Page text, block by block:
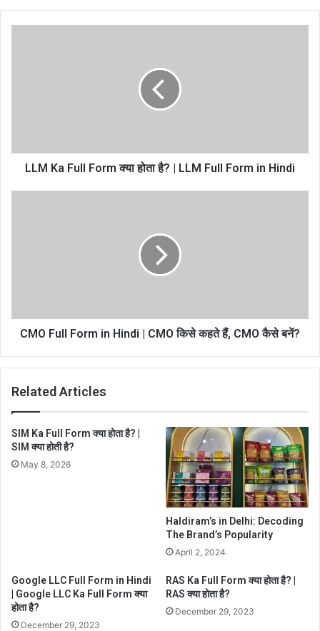
LLM Ka Full Form क्या होता है? | LLM Full Form in Hindi
CMO Full Form in Hindi | CMO किसे कहते हैं, CMO कैसे बनें?
Related Articles
SIM Ka Full Form क्या होता है? |
SIM क्या होती है?
May 8, 2026
Haldiram’s in Delhi: Decoding
The Brand’s Popularity
April 2, 2024
Google LLC Full Form in Hindi
| Google LLC Ka Full Form क्या
होता है?
December 29, 2023
RAS Ka Full Form क्या होता है? |
RAS क्या होता है?
December 29, 2023